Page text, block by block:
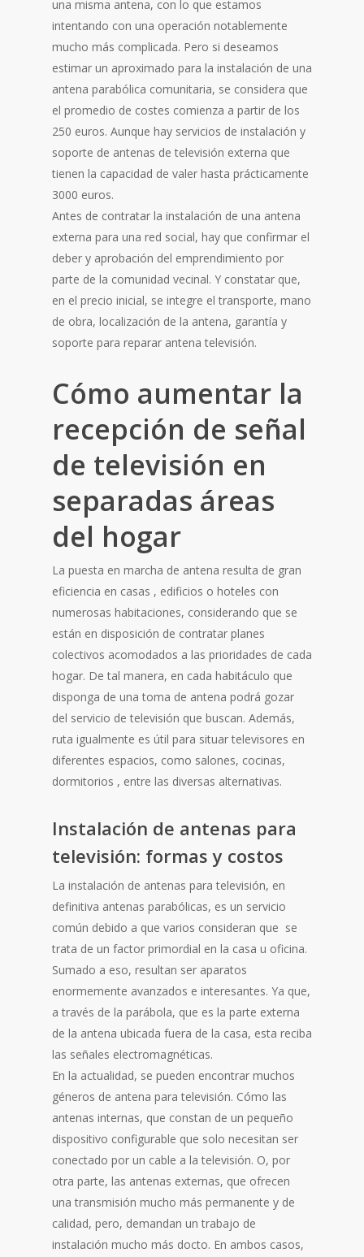
una misma antena, con lo que estamos
intentando con una operación notablemente
mucho más complicada. Pero si deseamos
estimar un aproximado para la instalación de una
antena parabólica comunitaria, se considera que
el promedio de costes comienza a partir de los
250 euros. Aunque hay servicios de instalación y
soporte de antenas de televisión externa que
tienen la capacidad de valer hasta prácticamente
3000 euros.
Antes de contratar la instalación de una antena
externa para una red social, hay que confirmar el
deber y aprobación del emprendimiento por
parte de la comunidad vecinal. Y constatar que,
en el precio inicial, se integre el transporte, mano
de obra, localización de la antena, garantía y
soporte para reparar antena televisión.
Cómo aumentar la
recepción de señal
de televisión en
separadas áreas
del hogar
La puesta en marcha de antena resulta de gran
eficiencia en casas , edificios o hoteles con
numerosas habitaciones, considerando que se
están en disposición de contratar planes
colectivos acomodados a las prioridades de cada
hogar. De tal manera, en cada habitáculo que
disponga de una toma de antena podrá gozar
del servicio de televisión que buscan. Además,
ruta igualmente es útil para situar televisores en
diferentes espacios, como salones, cocinas,
dormitorios , entre las diversas alternativas.
Instalación de antenas para
televisión: formas y costos
La instalación de antenas para televisión, en
definitiva antenas parabólicas, es un servicio
común debido a que varios consideran que se
trata de un factor primordial en la casa u oficina.
Sumado a eso, resultan ser aparatos
enormemente avanzados e interesantes. Ya que,
a través de la parábola, que es la parte externa
de la antena ubicada fuera de la casa, esta reciba
las señales electromagnéticas.
En la actualidad, se pueden encontrar muchos
géneros de antena para televisión. Cómo las
antenas internas, que constan de un pequeño
dispositivo configurable que solo necesitan ser
conectado por un cable a la televisión. O, por
otra parte, las antenas externas, que ofrecen
una transmisión mucho más permanente y de
calidad, pero, demandan un trabajo de
instalación mucho más docto. En ambos casos,